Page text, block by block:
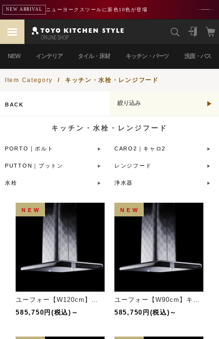
NEW ARRIVAL ニューヨークスツールに新色10色が登場
NEW インテリア タイル・床材 キッチン・パーツ 洗面・バス
Item Category / キッチン・水栓・レンジフード
BACK 絞り込み
キッチン・水栓・レンジフード
PORTO｜ポルト CARO2｜キャロ2
PUTTON｜プットン レンジフード
水栓 浄水器
NEW
ユーフォー【W120cm】キルトマット仕様
585,750円(税込)～
NEW
ユーフォー【W90cm】キルトマット仕様
585,750円(税込)～